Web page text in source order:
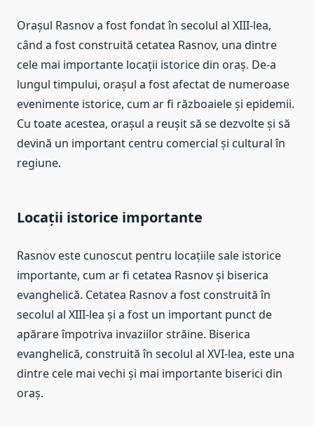
Orașul Rasnov a fost fondat în secolul al XIII-lea,
când a fost construită cetatea Rasnov, una dintre
cele mai importante locații istorice din oraș. De-a
lungul timpului, orașul a fost afectat de numeroase
evenimente istorice, cum ar fi războaiele și epidemii.
Cu toate acestea, orașul a reușit să se dezvolte și să
devină un important centru comercial și cultural în
regiune.
Locații istorice importante
Rasnov este cunoscut pentru locațiile sale istorice
importante, cum ar fi cetatea Rasnov și biserica
evanghelică. Cetatea Rasnov a fost construită în
secolul al XIII-lea și a fost un important punct de
apărare împotriva invaziilor străine. Biserica
evanghelică, construită în secolul al XVI-lea, este una
dintre cele mai vechi și mai importante biserici din
oraș.